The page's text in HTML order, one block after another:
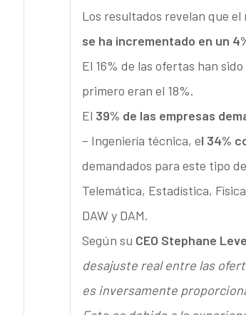
Los resultados revelan que
se ha incrementado en un
El 16% de las ofertas han
primero eran el 18%.
El 39% de las empresas
– Ingeniería técnica, el 34%
demandados para este tipo
Telemática, Estadística,
DAW y DAM.
Según su CEO Stephane
desajuste real entre las
es inversamente